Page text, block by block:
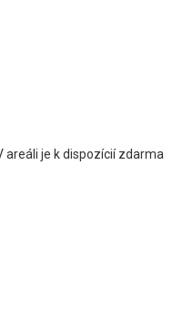
areáli je k dispozícií zdarma